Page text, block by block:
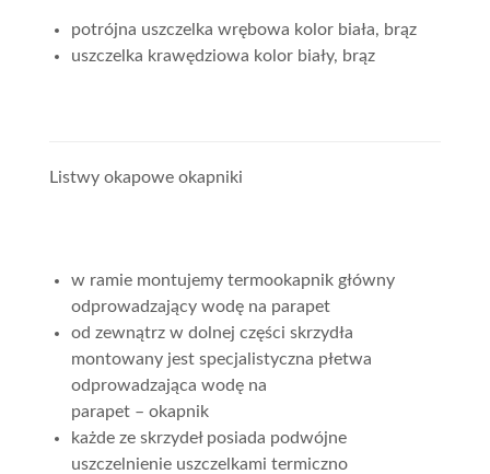
potrójna uszczelka wrębowa kolor biała, brąz
uszczelka krawędziowa kolor biały, brąz
Listwy okapowe okapniki
w ramie montujemy termookapnik główny
odprowadzający wodę na parapet
od zewnątrz w dolnej części skrzydła
montowany jest specjalistyczna płetwa
odprowadzająca wodę na
parapet – okapnik
każde ze skrzydeł posiada podwójne
uszczelnienie uszczelkami termiczno